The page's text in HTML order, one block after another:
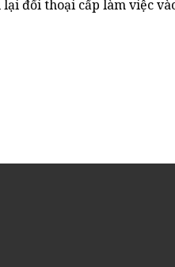
đối thoại cấp làm việc